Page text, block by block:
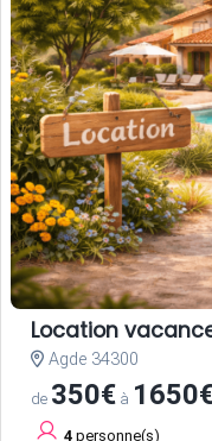
Location
Agde 34300
de 350€ à
4 personne(s)